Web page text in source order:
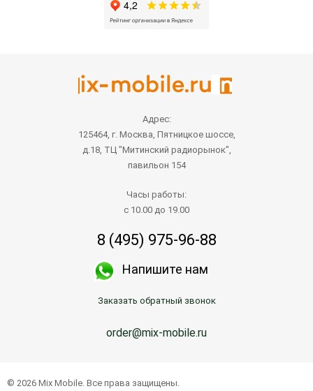
Написать продавцу
Адрес:
125464, г. Москва, Пятницкое шоссе,
д.18, ТЦ "Митинский радиорынок",
павильон 154
Часы работы:
с 10.00 до 19.00
8 (495) 975-96-88
Напишите нам
Заказать обратный звонок
order@mix-mobile.ru
© 2026 Mix Mobile. Все права защищены.